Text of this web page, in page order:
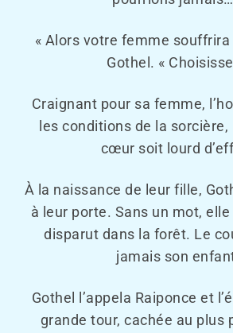
« Alors votre femme
Gothel. «
Craignant pour sa femme,
les conditions de la sorcière,
cœur soit lourd
À la naissance de leur fille,
à leur porte. Sans un mot,
disparut dans la forêt. Le
jamais son
Gothel l’appela Raiponce et
grande tour, cachée au plus